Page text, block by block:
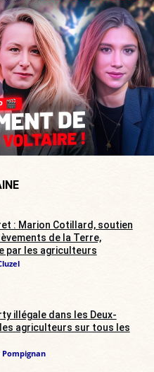
: Marion Cotillard, soutien
de la Terre,
par les agriculteurs
illégale dans les Deux-
agriculteurs sur tous les